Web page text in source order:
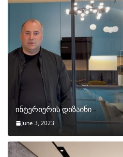
ინტერიერის დიზაინი
June 3, 2023